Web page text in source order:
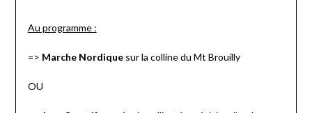
Au programme :
=> Marche Nordiquesur la colline du Mt Brouilly
OU